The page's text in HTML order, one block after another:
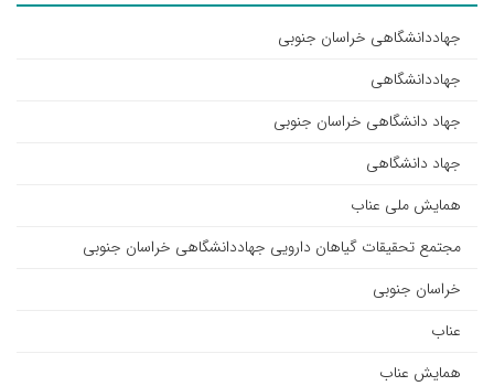
جهاددانشگاهی خراسان جنوبی
جهاددانشگاهی
جهاد دانشگاهی خراسان جنوبی
جهاد دانشگاهی
همایش ملی عناب
مجتمع تحقیقات گیاهان دارویی جهاددانشگاهی خراسان جنوبی
خراسان جنوبی
عناب
همایش عناب